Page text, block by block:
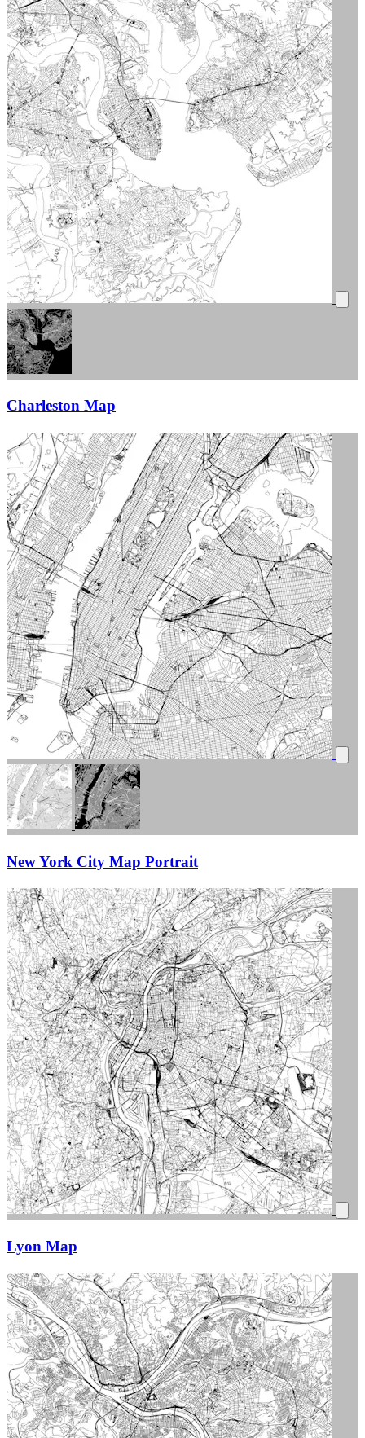
Charleston Map
New York City Map Portrait
Lyon Map